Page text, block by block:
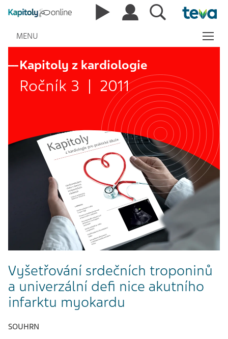
MENU
Kapitoly z kardiologie
Ročník 3 | 2011
Vyšetřování srdečních troponinů
a univerzální defi nice akutního
infarktu myokardu
SOUHRN